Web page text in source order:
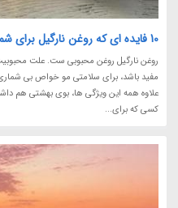
10 فایده ای که روغن نارگیل برای شما دارد
روغن نارگیل روغن محبوبی ست. علت
مفید باشد، برای سلامتی مو خواص بی
علاوه همه این ویژگی ها، بوی بهشتی هم
کسی که برای...